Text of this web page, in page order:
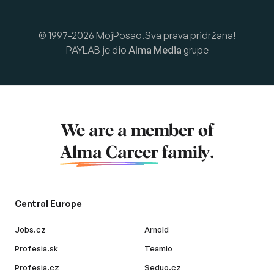
© 1997-2026 MojPosao.Sva prava pridržana!
PAYLAB je dio Alma Media grupe
We are a member of
Alma Career family.
Central Europe
Jobs.cz
Profesia.sk
Profesia.cz
Arnold
Teamio
Seduo.cz